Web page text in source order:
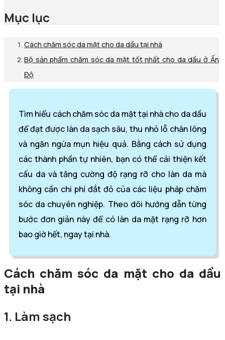
Mục lục
Cách chăm sóc da mặt cho da dầu tại nhà
Bộ sản phẩm chăm sóc da mặt tốt nhất cho da dầu ở Ấn
Độ
Tìm hiểu cách chăm sóc da mặt tại nhà cho da dầu
để đạt được làn da sạch sâu, thu nhỏ lỗ chân lông
và ngăn ngừa mụn hiệu quả. Bằng cách sử dụng
các thành phần tự nhiên, bạn có thể cải thiện kết
cấu da và tăng cường độ rạng rỡ cho làn da mà
không cần chi phí đắt đỏ của các liệu pháp chăm
sóc da chuyên nghiệp. Theo dõi hướng dẫn từng
bước đơn giản này để có làn da mặt rạng rỡ hơn
bao giờ hết, ngay tại nhà.
Cách chăm sóc da mặt cho da dầu
tại nhà
1. Làm sạch